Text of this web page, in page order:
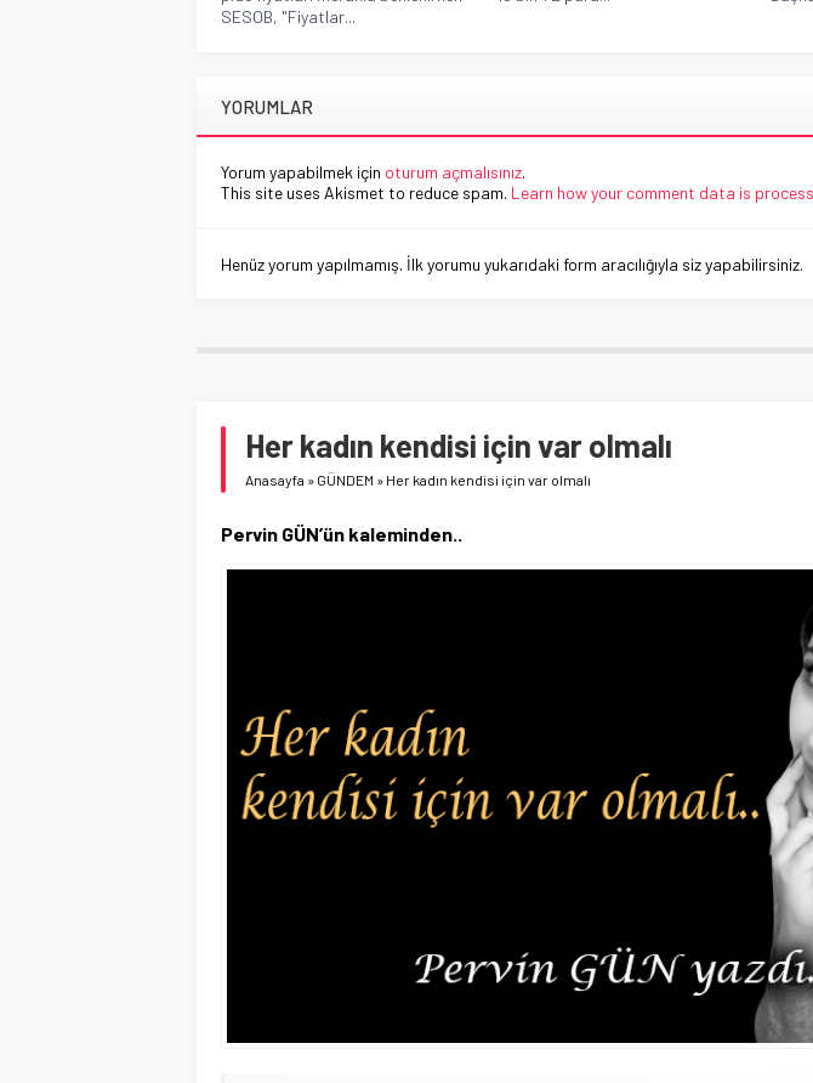
SESOB, "Fiyatlar...
YORUMLAR
Yorum yapabilmek için oturum açmalısınız.
This site uses Akismet to reduce spam. Learn how your comment data is
Henüz yorum yapılmamış. İlk yorumu yukarıdaki form aracılığıyla siz yapabilirsiniz.
Her kadın kendisi için var olmalı
Anasayfa » GÜNDEM » Her kadın kendisi için var olmalı
Pervin GÜN’ün kaleminden..